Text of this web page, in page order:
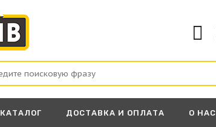
КАТАЛОГ ДОСТАВКА И ОПЛАТА О НАС